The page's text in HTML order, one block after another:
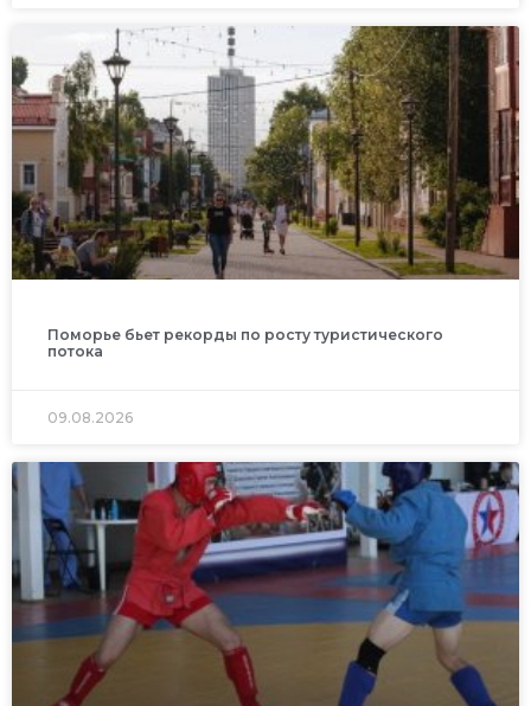
Поморье бьет рекорды по росту туристического
потока
09.08.2026